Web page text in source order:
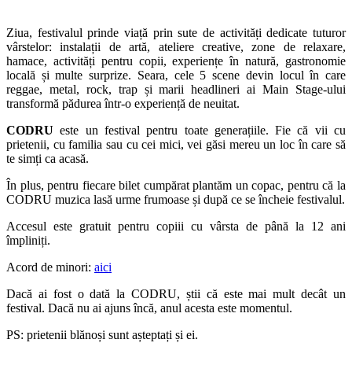
Ziua, festivalul prinde viață prin sute de activități dedicate tuturor
vârstelor: instalații de artă, ateliere creative, zone de relaxare,
hamace, activități pentru copii, experiențe în natură, gastronomie
locală și multe surprize. Seara, cele 5 scene devin locul în care
reggae, metal, rock, trap și marii headlineri ai Main Stage-ului
transformă pădurea într-o experiență de neuitat.
CODRU este un festival pentru toate generațiile. Fie că vii cu
prietenii, cu familia sau cu cei mici, vei găsi mereu un loc în care să
te simți ca acasă.
În plus, pentru fiecare bilet cumpărat plantăm un copac, pentru că la
CODRU muzica lasă urme frumoase și după ce se încheie festivalul.
Accesul este gratuit pentru copiii cu vârsta de până la 12 ani
împliniți.
Acord de minori: aici
Dacă ai fost o dată la CODRU, știi că este mai mult decât un
festival. Dacă nu ai ajuns încă, anul acesta este momentul.
PS: prietenii blănoși sunt așteptați și ei.